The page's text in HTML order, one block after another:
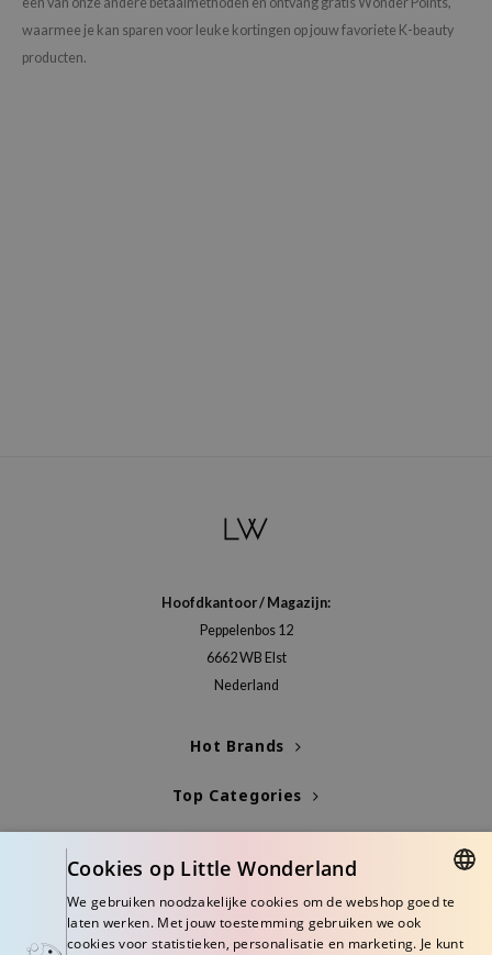
waarmee je kan sparen voor leuke kortingen op jouw favoriete K-beauty
producten.
Hoofdkantoor / Magazijn:
Peppelenbos 12
6662 WB Elst
Nederland
Hot Brands
Top Categories
Info
DUTCH
Cookies op Little Wonderland
We gebruiken noodzakelijke cookies om de webshop goed te
laten werken. Met jouw toestemming gebruiken we ook
cookies voor statistieken, personalisatie en marketing. Je kunt